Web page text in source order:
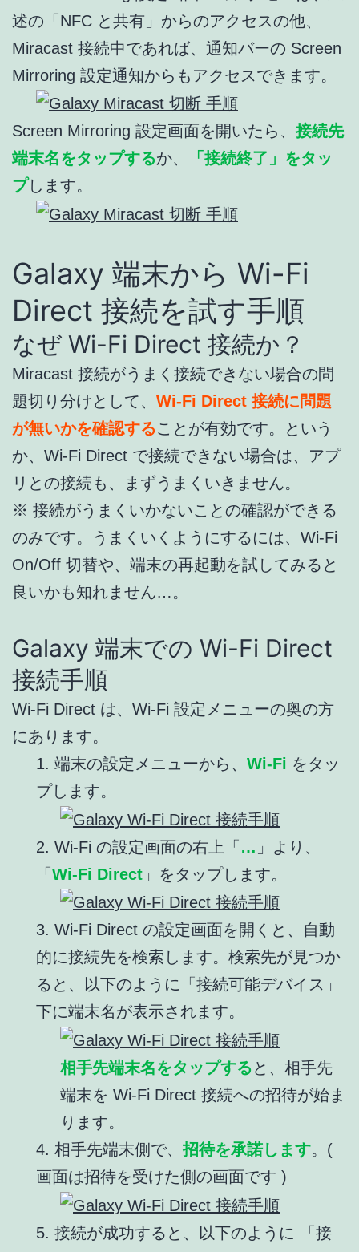
述の「NFC と共有」からのアクセスの他、
Miracast 接続中であれば、通知バーの Screen
Mirroring 設定通知からもアクセスできます。
Screen Mirroring 設定画面を開いたら、 接続先
端末名をタップするか、
「接続終了」をタッ
プします。
Galaxy 端末から Wi-Fi
Direct 接続を試す手順
なぜ Wi-Fi Direct 接続か？
Miracast 接続がうまく接続できない場合の問
題切り分けとして、 Wi-Fi Direct 接続に問題
が無いかを確認することが有効です。という
か、Wi-Fi Direct で接続できない場合は、アプ
リとの接続も、まずうまくいきません。
※ 接続がうまくいかないことの確認ができる
のみです。うまくいくようにするには、Wi-Fi
On/Off 切替や、端末の再起動を試してみると
良いかも知れません…。
Galaxy 端末での Wi-Fi Direct
接続手順
Wi-Fi Direct は、Wi-Fi 設定メニューの奥の方
にあります。
1. 端末の設定メニューから、 Wi-Fi をタッ
プします。
2. Wi-Fi の設定画面の右上「… 」より、
「Wi-Fi Direct 」をタップします。
3. Wi-Fi Direct の設定画面を開くと、自動
的に接続先を検索します。検索先が見つか
ると、以下のように「接続可能デバイス」
下に端末名が表示されます。
相手先端末名をタップする と、相手先
端末を Wi-Fi Direct 接続への招待が始ま
ります。
4. 相手先端末側で、 招待を承諾します。(
画面は招待を受けた側の画面です )
5. 接続が成功すると、以下のように 「接